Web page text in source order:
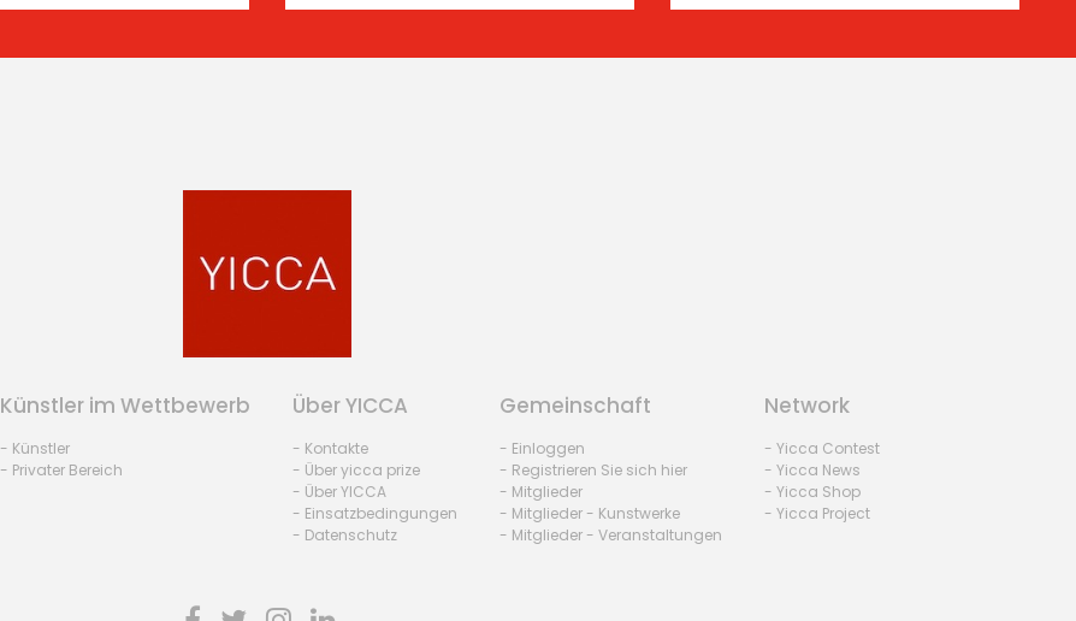
Künstler im Wettbewerb
- Künstler
- Privater Bereich
Über YICCA
- Kontakte
- Über yicca prize
- Über YICCA
- Einsatzbedingungen
- Datenschutz
Gemeinschaft
- Einloggen
- Registrieren Sie sich hier
- Mitglieder
- Mitglieder - Kunstwerke
- Mitglieder - Veranstaltungen
Network
- Yicca Contest
- Yicca News
- Yicca Shop
- Yicca Project